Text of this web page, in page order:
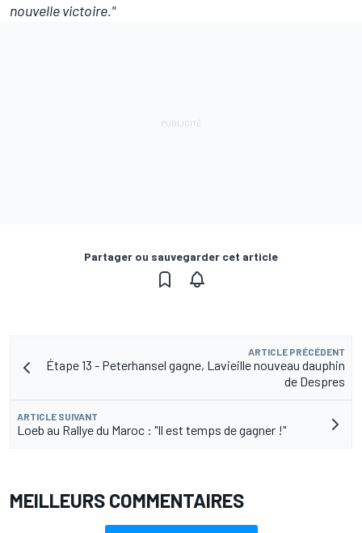
nouvelle victoire."
Partager ou sauvegarder cet article
ARTICLE PRÉCÉDENT
Étape 13 - Peterhansel gagne, Lavieille nouveau dauphin
de Despres
ARTICLE SUIVANT
Loeb au Rallye du Maroc : "Il est temps de gagner !"
MEILLEURS COMMENTAIRES